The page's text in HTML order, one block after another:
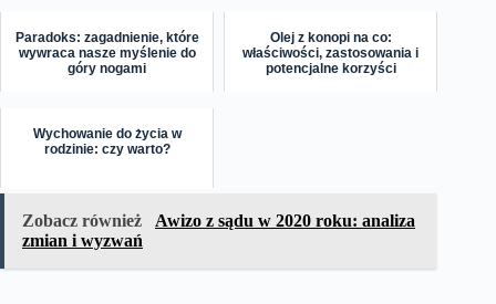
Paradoks: zagadnienie, które
wywraca nasze myślenie do
góry nogami
Olej z konopi na co:
właściwości, zastosowania i
potencjalne korzyści
Wychowanie do życia w
rodzinie: czy warto?
Zobacz również
Awizo z sądu w 2020 roku: analiza
zmian i wyzwań